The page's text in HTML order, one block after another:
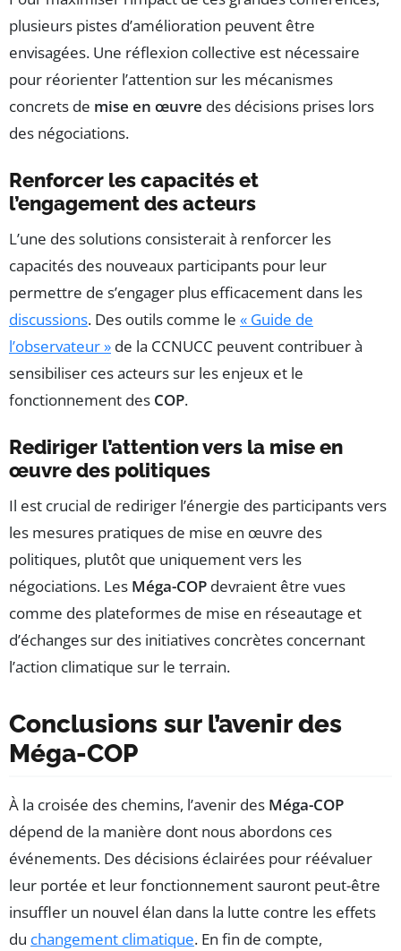
plusieurs pistes d’amélioration peuvent être
envisagées. Une réflexion collective est nécessaire
pour réorienter l’attention sur les mécanismes
concrets de mise en œuvre des décisions prises lors
des négociations.
Renforcer les capacités et
l’engagement des acteurs
L’une des solutions consisterait à renforcer les
capacités des nouveaux participants pour leur
permettre de s’engager plus efficacement dans les
discussions. Des outils comme le « Guide de
l’observateur » de la CCNUCC peuvent contribuer à
sensibiliser ces acteurs sur les enjeux et le
fonctionnement des COP.
Rediriger l’attention vers la mise en
œuvre des politiques
Il est crucial de rediriger l’énergie des participants vers
les mesures pratiques de mise en œuvre des
politiques, plutôt que uniquement vers les
négociations. Les Méga-COP devraient être vues
comme des plateformes de mise en réseautage et
d’échanges sur des initiatives concrètes concernant
l’action climatique sur le terrain.
Conclusions sur l’avenir des
Méga-COP
À la croisée des chemins, l’avenir des Méga-COP
dépend de la manière dont nous abordons ces
événements. Des décisions éclairées pour réévaluer
leur portée et leur fonctionnement sauront peut-être
insuffler un nouvel élan dans la lutte contre les effets
du changement climatique. En fin de compte,